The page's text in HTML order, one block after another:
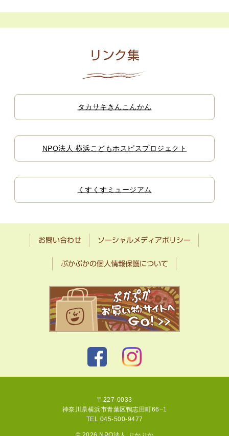
リンク集
タカサキきんこんかん
NPO法人 横浜こどもホスピスプロジェクト
くすくすミュージアム
お問い合わせ ソーシャルメディアポリシー
ぷかぷかの個人情報保護について
〒227-0033
神奈川県横浜市青葉区鴨志田町66−1
TEL 045-500-9477